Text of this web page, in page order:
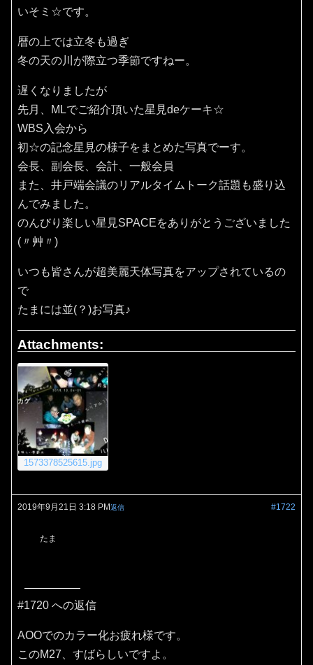
いそミ☆です。
暦の上では立冬も過ぎ
冬の天の川が際立つ季節ですねー。
遅くなりましたが
先月、MLでご紹介頂いた星見deケーキ☆
WBS入会から
初☆の記念星見の様子をまとめた写真でーす。
会長、副会長、会計、一般会員
また、井戸端会議のリアルタイムトーク話題も盛り込
んでみました。
のんびり楽しい星見SPACEをありがとうございました
(〃艸〃)
いつも皆さんが超美麗天体写真をアップされているの
で
たまには並(？)お写真♪
Attachments:
1573378525615.jpg
2019年9月21日 3:18 PM #1722
返信
たま
#1720 への返信
AOOでのカラー化お疲れ様です。
このM27、すばらしいですよ。